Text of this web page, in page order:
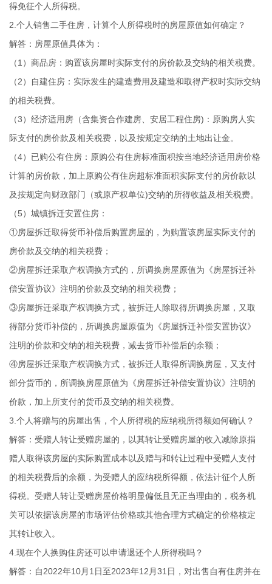
得免征个人所得税。
2.个人销售二手住房，计算个人所得税时的房屋原值如何确定？
解答：房屋原值具体为：
（1）商品房：购置该房屋时实际支付的房价款及交纳的相关税费。
（2）自建住房：实际发生的建造费用及建造和取得产权时实际交纳
的相关税费。
（3）经济适用房（含集资合作建房、安居工程住房)：原购房人实
际支付的房价款及相关税费，以及按规定交纳的土地出让金。
（4）已购公有住房：原购公有住房标准面积按当地经济适用房价格
计算的房价款，加上原购公有住房超标准面积实际支付的房价款以
及按规定向财政部门（或原产权单位)交纳的所得收益及相关税费。
（5）城镇拆迁安置住房：
①房屋拆迁取得货币补偿后购置房屋的，为购置该房屋实际支付的
房价款及交纳的相关税费；
②房屋拆迁采取产权调换方式的，所调换房屋原值为《房屋拆迁补
偿安置协议》注明的价款及交纳的相关税费；
③房屋拆迁采取产权调换方式，被拆迁人除取得所调换房屋，又取
得部分货币补偿的，所调换房屋原值为《房屋拆迁补偿安置协议》
注明的价款和交纳的相关税费，减去货币补偿后的余额；
④房屋拆迁采取产权调换方式，被拆迁人取得所调换房屋，又支付
部分货币的，所调换房屋原值为《房屋拆迁补偿安置协议》注明的
价款，加上所支付的货币及交纳的相关税费。
3.个人将赠与的房屋出售，个人所得税的应纳税所得额如何确认？
解答：受赠人转让受赠房屋的，以其转让受赠房屋的收入减除原捐
赠人取得该房屋的实际购置成本以及赠与和转让过程中受赠人支付
的相关税费后的余额，为受赠人的应纳税所得额，依法计征个人所
得税。受赠人转让受赠房屋价格明显偏低且无正当理由的，税务机
关可以依据该房屋的市场评估价格或其他合理方式确定的价格核定
其转让收入。
4.现在个人换购住房还可以申请退还个人所得税吗？
解答：自2022年10月1日至2023年12月31日，对出售自有住房并在